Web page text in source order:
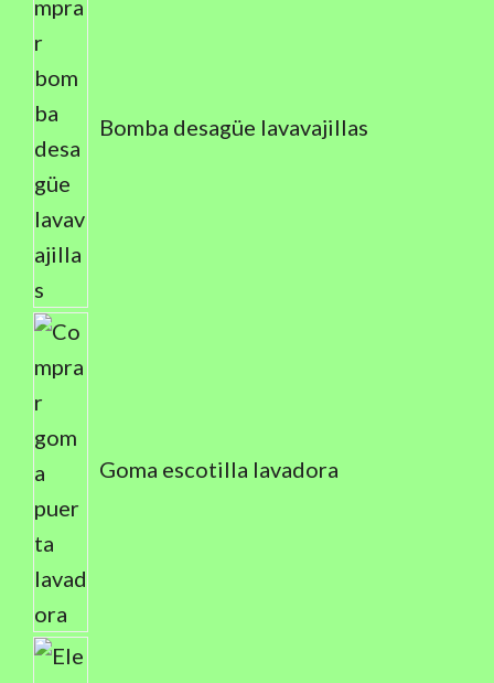
Bomba desagüe lavavajillas
Goma escotilla lavadora